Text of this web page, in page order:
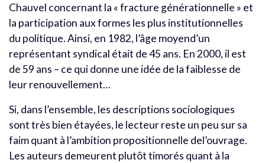
Chauvel concernant la « fracture générationnelle » et
la participation aux formes les plus institutionnelles
du politique. Ainsi, en 1982, l’âge moyend’un
représentant syndical était de 45 ans. En 2000, il est
de 59 ans – ce qui donne une idée de la faiblesse de
leur renouvellement…
Si, dans l’ensemble, les descriptions sociologiques
sont très bien étayées, le lecteur reste un peu sur sa
faim quant à l’ambition propositionnelle del’ouvrage.
Les auteurs demeurent plutôt timorés quant à la